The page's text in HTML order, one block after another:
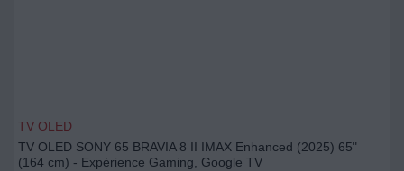
TV OLED
TV OLED SONY 65 BRAVIA 8 II IMAX Enhanced (2025) 65"
(164 cm) - Expérience Gaming, Google TV